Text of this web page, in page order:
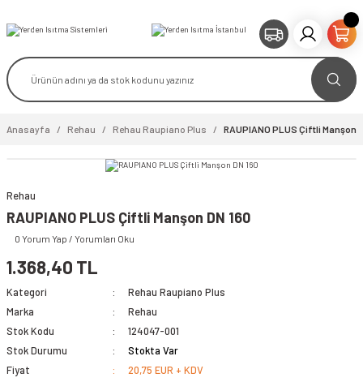
Anasayfa Rehau Rehau Raupiano Plus RAUPIANO PLUS Çiftli Manşon
Rehau
RAUPIANO PLUS Çiftli Manşon DN 160
0 Yorum Yap / Yorumları Oku
1.368,40 TL
Kategori
Rehau Raupiano Plus
Marka
Rehau
Stok Kodu
124047-001
Stok Durumu
Stokta Var
Fiyat
20,75 EUR + KDV